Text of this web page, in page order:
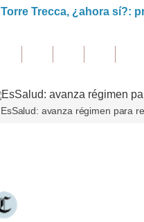
Torre Trecca, ¿ahora sí?:
EsSalud: avanza régimen para